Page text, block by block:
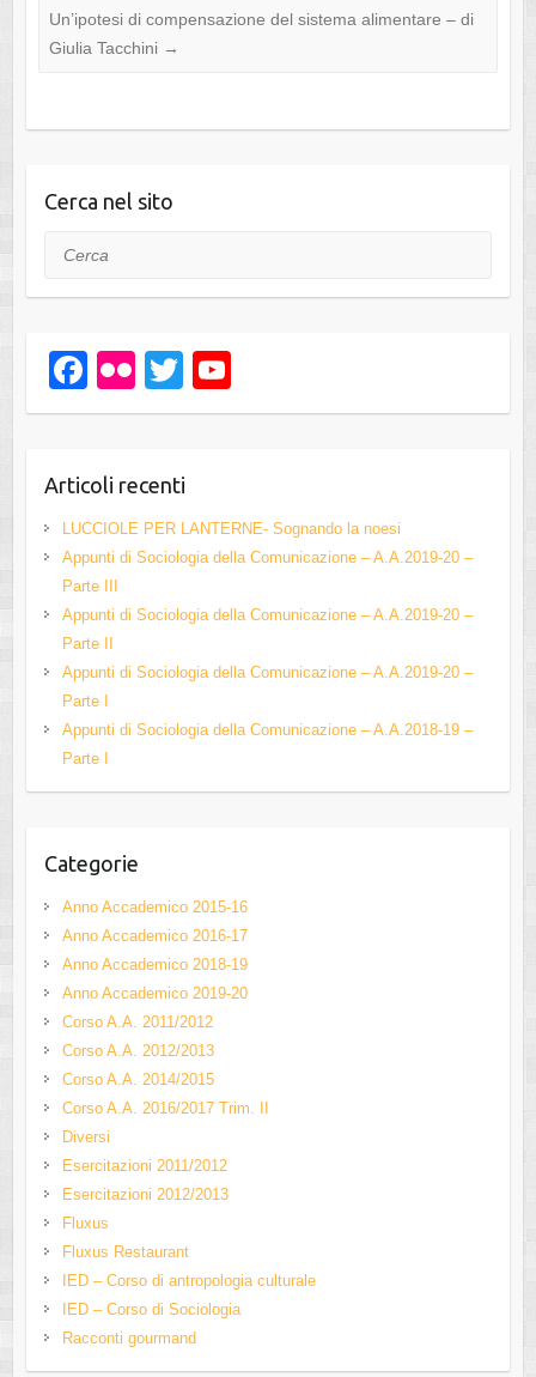
Un’ipotesi di compensazione del sistema alimentare – di
Giulia Tacchini →
Cerca nel sito
Cerca
F
a
e
b
o
o
k
Fl
ic
T
wi
er
Y
o
u
b
e
h
a
n
Articoli recenti
LUCCIOLE PER LANTERNE- Sognando la noesi
Appunti di Sociologia della Comunicazione – A.A.2019-20 –
Parte III
Appunti di Sociologia della Comunicazione – A.A.2019-20 –
Parte II
Appunti di Sociologia della Comunicazione – A.A.2019-20 –
Parte I
Appunti di Sociologia della Comunicazione – A.A.2018-19 –
Parte I
Categorie
Anno Accademico 2015-16
Anno Accademico 2016-17
Anno Accademico 2018-19
Anno Accademico 2019-20
Corso A.A. 2011/2012
Corso A.A. 2012/2013
Corso A.A. 2014/2015
Corso A.A. 2016/2017 Trim. II
Diversi
Esercitazioni 2011/2012
Esercitazioni 2012/2013
Fluxus
Fluxus Restaurant
IED – Corso di antropologia culturale
IED – Corso di Sociologia
Racconti gourmand